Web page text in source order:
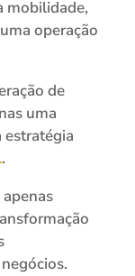
mobilidade,
operação
de
uma
estratégia
.